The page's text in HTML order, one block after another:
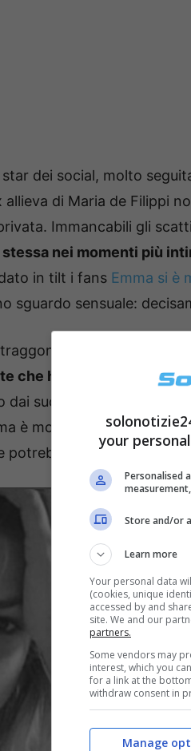
dei social, molto
allieva di Maria de Filippi
Immancabili gli scatti
nei momenti più
in tilt i fans Emma si è
sguardo sensuale:
Emma Marrone
che ha ottenuto
suoi fans che non
è molto apprezzata
potrebbero alterare la sua
your
Personalised
Store and/or
Learn more
Your personal data
(cookies, unique
accessed by and
site. We and our
partners.
Some vendors may
interest, which you
for a link at the
withdraw consent in
Manage